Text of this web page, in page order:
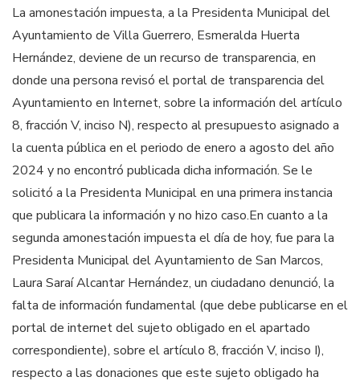
La amonestación impuesta, a la Presidenta Municipal del
Ayuntamiento de Villa Guerrero, Esmeralda Huerta
Hernández, deviene de un recurso de transparencia, en
donde una persona revisó el portal de transparencia del
Ayuntamiento en Internet, sobre la información del artículo
8, fracción V, inciso N), respecto al presupuesto asignado a
la cuenta pública en el periodo de enero a agosto del año
2024 y no encontró publicada dicha información. Se le
solicitó a la Presidenta Municipal en una primera instancia
que publicara la información y no hizo caso.En cuanto a la
segunda amonestación impuesta el día de hoy, fue para la
Presidenta Municipal del Ayuntamiento de San Marcos,
Laura Saraí Alcantar Hernández, un ciudadano denunció, la
falta de información fundamental (que debe publicarse en el
portal de internet del sujeto obligado en el apartado
correspondiente), sobre el artículo 8, fracción V, inciso I),
respecto a las donaciones que este sujeto obligado ha